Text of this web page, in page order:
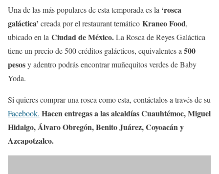
Una de las más populares de esta temporada es la ‘rosca
galáctica’ creada por el restaurant temático Kraneo Food,
ubicado en la Ciudad de México.La Rosca de Reyes Galáctica
tiene un precio de 500 créditos galácticos, equivalentes a 500
pesosy adentro podrás encontrar muñequitos verdes de Baby
Yoda.
Si quieres comprar una rosca como esta, contáctalos a través de su
Facebook. Hacen entregas a las alcaldías Cuauhtémoc, Miguel
Hidalgo, Álvaro Obregón, Benito Juárez, Coyoacán y
Azcapotzalco.